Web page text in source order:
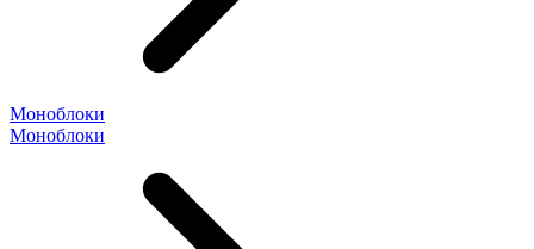
Моноблоки
Моноблоки